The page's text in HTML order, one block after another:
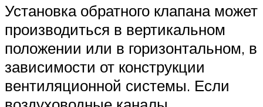
Установка обратного клапана может
производиться в вертикальном
положении или в горизонтальном, в
зависимости от конструкции
вентиляционной системы. Если